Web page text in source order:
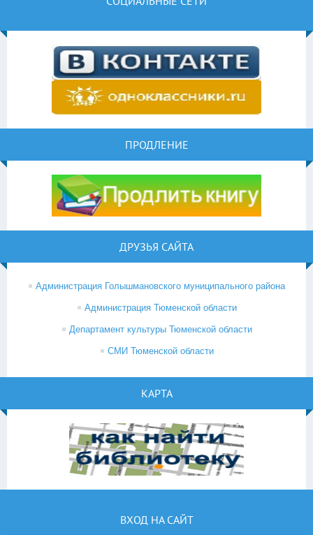
ПРОДЛЕНИЕ
ДРУЗЬЯ САЙТА
Администрация Голышмановского муниципального района
Администрация Тюменской области
Департамент культуры Тюменской области
СМИ Тюменской области
КАРТА
ВХОД НА САЙТ